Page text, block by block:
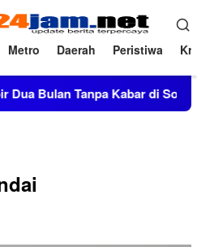
Metro Daerah Peristiwa
Tanpa Kabar di Soppeng